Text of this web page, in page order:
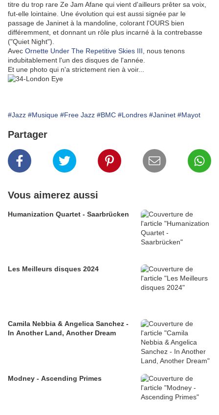
titre du trop rare Ze Jam Afane qui vient d'ailleurs prêter sa voix,
fut-elle lointaine. Une évolution qui est aussi signée par le
passage de Janinet à la mandoline, colorant l'OURS bien
différemment, et donnant un rôle plus incarné à la contrebasse
("Quiet Night").
Avec Ornette Under The Repetitive Skies III , nous tenons
indubitablement l'un des disques de l'année.
Et une photo qui n'a strictement rien à voir...
#Jazz #Musique #Free Jazz #BMC #Londres #Janinet #Mayot
Partager
Vous aimerez aussi
Humanization Quartet - Saarbrücken
Les Meilleurs disques 2024
Camila Nebbia & Angelica Sanchez -
In Another Land, Another Dream
Modney - Ascending Primes